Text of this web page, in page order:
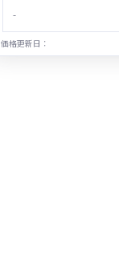
-
価格更新日：